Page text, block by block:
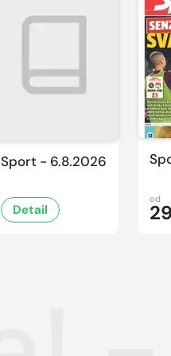
Sport - 6.8.2026
Detail
od
29